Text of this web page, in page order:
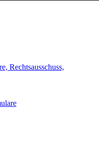
Rechtsausschuss,